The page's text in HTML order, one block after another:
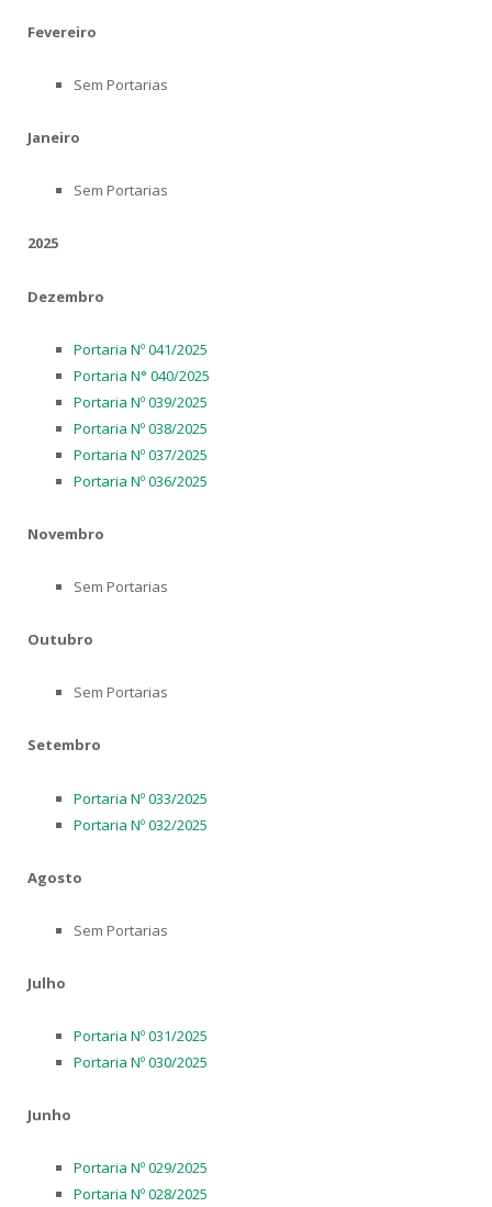
Fevereiro
Sem Portarias
Janeiro
Sem Portarias
2025
Dezembro
Portaria Nº 041/2025
Portaria N° 040/2025
Portaria Nº 039/2025
Portaria Nº 038/2025
Portaria Nº 037/2025
Portaria Nº 036/2025
Novembro
Sem Portarias
Outubro
Sem Portarias
Setembro
Portaria Nº 033/2025
Portaria Nº 032/2025
Agosto
Sem Portarias
Julho
Portaria Nº 031/2025
Portaria Nº 030/2025
Junho
Portaria Nº 029/2025
Portaria Nº 028/2025